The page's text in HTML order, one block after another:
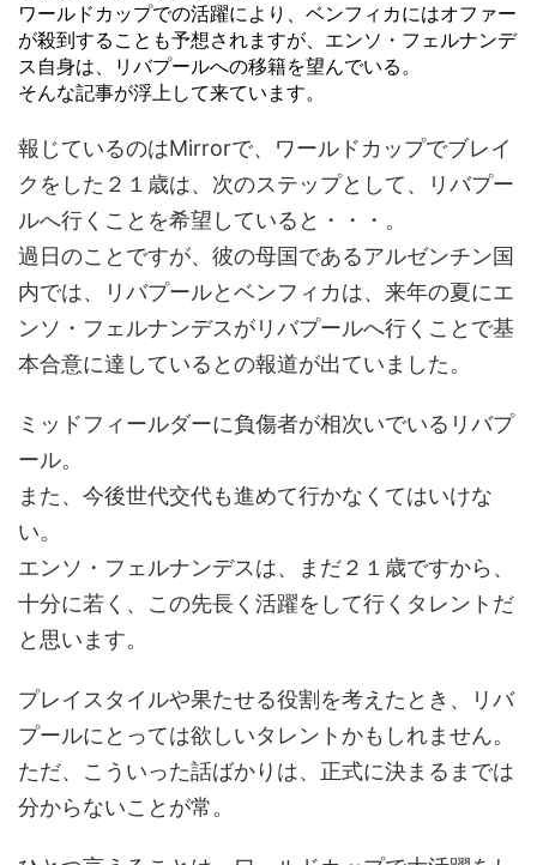
ワールドカップでの活躍により、ベンフィカにはオファー
が殺到することも予想されますが、エンソ・フェルナンデ
ス自身は、リバプールへの移籍を望んでいる。
そんな記事が浮上して来ています。
報じているのはMirrorで、ワールドカップでブレイ
クをした２１歳は、次のステップとして、リバプー
ルへ行くことを希望していると・・・。
過日のことですが、彼の母国であるアルゼンチン国
内では、リバプールとベンフィカは、来年の夏にエ
ンソ・フェルナンデスがリバプールへ行くことで基
本合意に達しているとの報道が出ていました。
ミッドフィールダーに負傷者が相次いでいるリバプ
ール。
また、今後世代交代も進めて行かなくてはいけな
い。
エンソ・フェルナンデスは、まだ２１歳ですから、
十分に若く、この先長く活躍をして行くタレントだ
と思います。
プレイスタイルや果たせる役割を考えたとき、リバ
プールにとっては欲しいタレントかもしれません。
ただ、こういった話ばかりは、正式に決まるまでは
分からないことが常。